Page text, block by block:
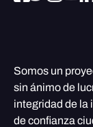
Somos un
sin ánimo de
integridad de la
de confianza